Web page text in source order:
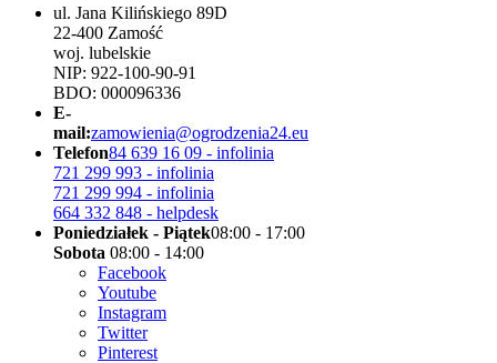
ul. Jana Kilińskiego 89D
22-400 Zamość
woj. lubelskie
NIP: 922-100-90-91
BDO: 000096336
E-
mail:zamowienia@ogrodzenia24.eu
Telefon84 639 16 09 - infolinia
721 299 993 - infolinia
721 299 994 - infolinia
664 332 848 - helpdesk
Poniedziałek - Piątek08:00 - 17:00
Sobota 08:00 - 14:00
Facebook
Youtube
Instagram
Twitter
Pinterest